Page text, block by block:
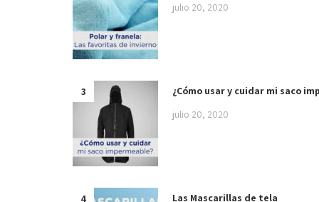
julio 20, 2020
¿Cómo usar y cuidar mi saco
julio 20, 2020
Las Mascarillas de tela